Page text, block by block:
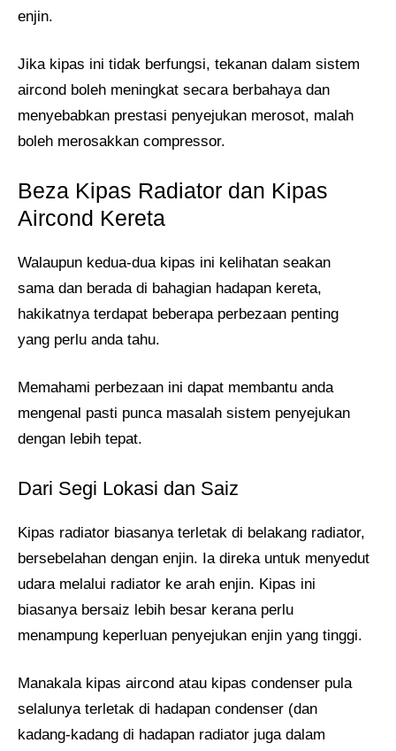
enjin.
Jika kipas ini tidak berfungsi, tekanan dalam sistem
aircond boleh meningkat secara berbahaya dan
menyebabkan prestasi penyejukan merosot, malah
boleh merosakkan compressor.
Beza Kipas Radiator dan Kipas
Aircond Kereta
Walaupun kedua-dua kipas ini kelihatan seakan
sama dan berada di bahagian hadapan kereta,
hakikatnya terdapat beberapa perbezaan penting
yang perlu anda tahu.
Memahami perbezaan ini dapat membantu anda
mengenal pasti punca masalah sistem penyejukan
dengan lebih tepat.
Dari Segi Lokasi dan Saiz
Kipas radiator biasanya terletak di belakang radiator,
bersebelahan dengan enjin. Ia direka untuk menyedut
udara melalui radiator ke arah enjin. Kipas ini
biasanya bersaiz lebih besar kerana perlu
menampung keperluan penyejukan enjin yang tinggi.
Manakala kipas aircond atau kipas condenser pula
selalunya terletak di hadapan condenser (dan
kadang-kadang di hadapan radiator juga dalam